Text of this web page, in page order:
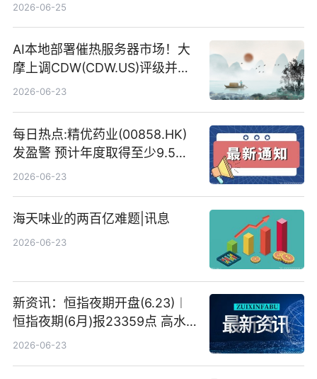
2026-06-25
AI本地部署催热服务器市场！大
摩上调CDW(CDW.US)评级并看
高IBM(IBM.US)戴尔(DELL.US)
2026-06-23
每日热点:精优药业(00858.HK)
发盈警 预计年度取得至少9.5亿
港元的亏损 同比盈转亏
2026-06-23
海天味业的两百亿难题|讯息
2026-06-23
新资讯：恒指夜期开盘(6.23)︱
恒指夜期(6月)报23359点 高水
23点
2026-06-23